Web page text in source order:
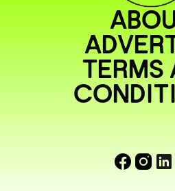
TERMS